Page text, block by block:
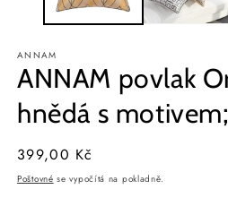
ANNAM
ANNAM povlak
hnědá s
Běžná
cena
399,00 Kč
Poštovné se vypočítá na pokladně.